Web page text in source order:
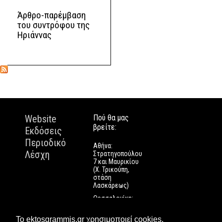
Το ektosgrammis.gr χρησιμοποιεί cookies.
Άρθρο-παρέμβαση
του συντρόφου της
Ηριάννας
Website
Εκδόσεις
Περιοδικό
Λέσχη
Πού θα μας
βρείτε:
Αθήνα:
Στρατηγοπούλου
7 και Μαυρικίου
(Χ. Τρικούπη,
στάση
Λασκάρεως)
Θεσσαλονίκη:
Πάτρα: Τριών